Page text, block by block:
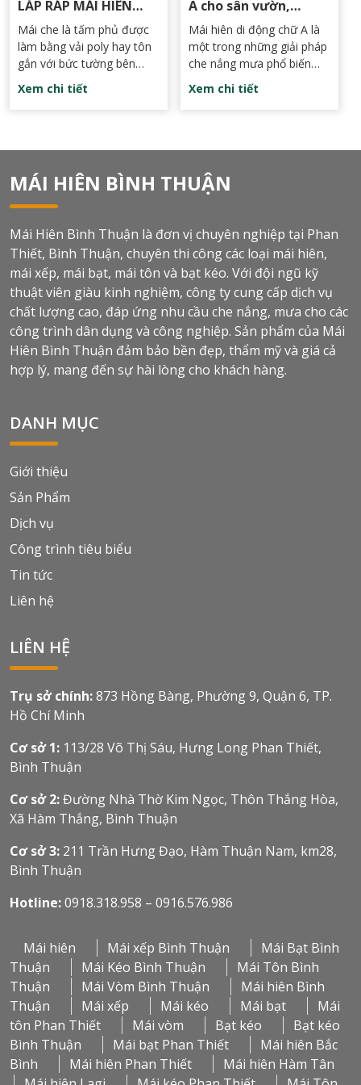
lầm đáng tiếc. Dưới đây là
5 sai lầm phổ biến nhất và
cách khắc phục.
LẮP RÁP MÁI HIÊN
MÁI BẠT ĐÚNG KỸ
THUẬT NHẤT
Mái che là tấm phủ được
làm bằng vải poly hay tôn
gắn với bức tường bên
ngoài của tòa nhà giúp
chống mưa, nắng. Được
cách nhiệt cao, chịu đựng
Trung bình tuổi thọ của
Xem chi tiết
A cho sân vườn,
trường học bền đẹp,
giá tốt
Mái hiên di động chữ A là
một trong những giải pháp
che nắng mưa phổ biến
nhất hiện nay cho không
gian ngoài trời như sân
hiên chữ A không chỉ giúp
thời tiết mà còn tăng
cường thẩm mỹ cho khu
chọn lý tưởng cho những ai
muốn tạo không gian thoải
mái, tiện nghi và hài hòa
với cảnh quan thiên nhiên.
Xem chi tiết
MÁI HIÊN BÌNH THUẬN
Mái Hiên Bình Thuận là đơn vị chuyên nghiệp tại Phan
Thiết, Bình Thuận, chuyên thi công các loại mái hiên,
mái xếp, mái bạt, mái tôn và bạt kéo. Với đội ngũ kỹ
thuật viên giàu kinh nghiệm, công ty cung cấp dịch vụ
chất lượng cao, đáp ứng nhu cầu che nắng, mưa cho các
công trình dân dụng và công nghiệp. Sản phẩm của Mái
Hiên Bình Thuận đảm bảo bền đẹp, thẩm mỹ và giá cả
hợp lý, mang đến sự hài lòng cho khách hàng.
DANH MỤC
Giới thiệu
Sản Phẩm
Dịch vụ
Công trình tiêu biểu
Tin tức
Liên hệ
LIÊN HỆ
Trụ sở chính:873 Hồng Bàng, Phường 9, Quận 6, TP.
Hồ Chí Minh
Cơ sở 1: 113/28 Võ Thị Sáu, Hưng Long Phan Thiết,
Bình Thuận
Cơ sở 2:Đường Nhà Thờ Kim Ngọc, Thôn Thắng Hòa,
Xã Hàm Thắng, Bình Thuận
Cơ sở 3: 211 Trần Hưng Đạo, Hàm Thuận Nam, km28,
Bình Thuận
Hotline:0918.318.958 – 0916.576.986
Mái hiên Mái xếp Bình Thuận
Mái Bạt Bình
Thuận
Mái Kéo Bình Thuận
Mái Tôn Bình
Thuận
Mái Vòm Bình Thuận
Mái hiên Bình
Thuận
Mái xếp Mái kéo Mái bạt
Mái
tôn Phan Thiết
Mái vòm Bạt kéo
Bạt kéo
Bình Thuận
Mái bạt Phan Thiết
Mái hiên Bắc
Bình
Mái hiên Phan Thiết
Mái hiên Hàm Tân